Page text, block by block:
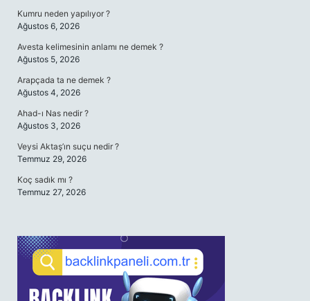
Kumru neden yapılıyor ?
Ağustos 6, 2026
Avesta kelimesinin anlamı ne demek ?
Ağustos 5, 2026
Arapçada ta ne demek ?
Ağustos 4, 2026
Ahad-ı Nas nedir ?
Ağustos 3, 2026
Veysi Aktaş’ın suçu nedir ?
Temmuz 29, 2026
Koç sadık mı ?
Temmuz 27, 2026